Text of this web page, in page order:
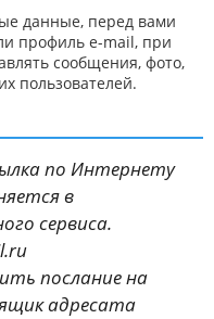
данные, перед вами
профиль e-mail, при
сообщения, фото,
пользователей.
по Интернету
в
сервиса.
послание на
адресата